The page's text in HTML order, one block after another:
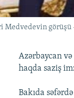
görüşü
Azərbaycan və
haqda saziş
Bakıda